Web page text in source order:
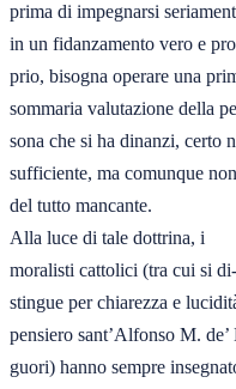
prima di impegnarsi
in un fidanzamento vero e
prio, bisogna operare una
sommaria valutazione della
sona che si ha dinanzi, certo
sufficiente, ma comunque non
del tutto mancante.
Alla luce di tale dottrina, i
moralisti cattolici (tra cui si di-
stingue per chiarezza e
pensiero sant’Alfonso M.
guori) hanno sempre